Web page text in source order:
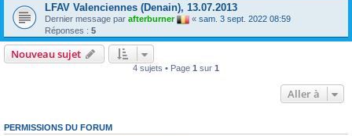
LFAV Valenciennes (Denain), 13.07.2013
Dernier message par afterburner « sam. 3 sept. 2022 08:59
Réponses : 5
Nouveau sujet
4 sujets • Page 1 sur 1
Aller à
PERMISSIONS DU FORUM